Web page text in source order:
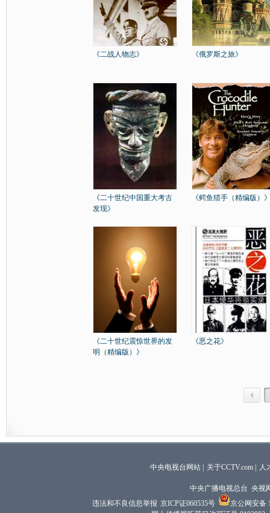
《二战人物志》 《俄罗斯之旅》
《二十世纪中国重大考古
发现》
《鳄鱼猎手（精编版）
《二十世纪震惊世界的发
明（精编版）》
《恶之花》
中央电视台网站 关于CCTV.com 人
中央广播电视总台 央视
违法和不良信息举报 京ICP证060535号
京公网安备